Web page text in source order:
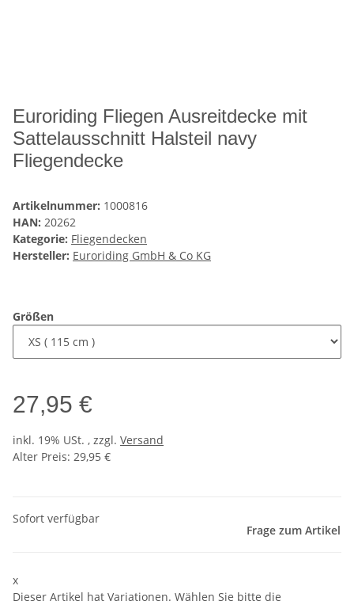
Euroriding Fliegen Ausreitdecke mit
Sattelausschnitt Halsteil navy
Fliegendecke
Artikelnummer: 1000816
HAN: 20262
Kategorie: Fliegendecken
Hersteller: Euroriding GmbH & Co KG
Größen
27,95 €
inkl. 19% USt. , zzgl. Versand
Alter Preis: 29,95 €
Sofort verfügbar
Frage zum Artikel
x
Dieser Artikel hat Variationen. Wählen Sie bitte die